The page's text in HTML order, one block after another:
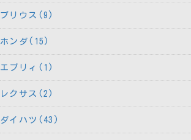
プリウス(9)
ホンダ(15)
エブリィ(1)
レクサス(2)
ダイハツ(43)